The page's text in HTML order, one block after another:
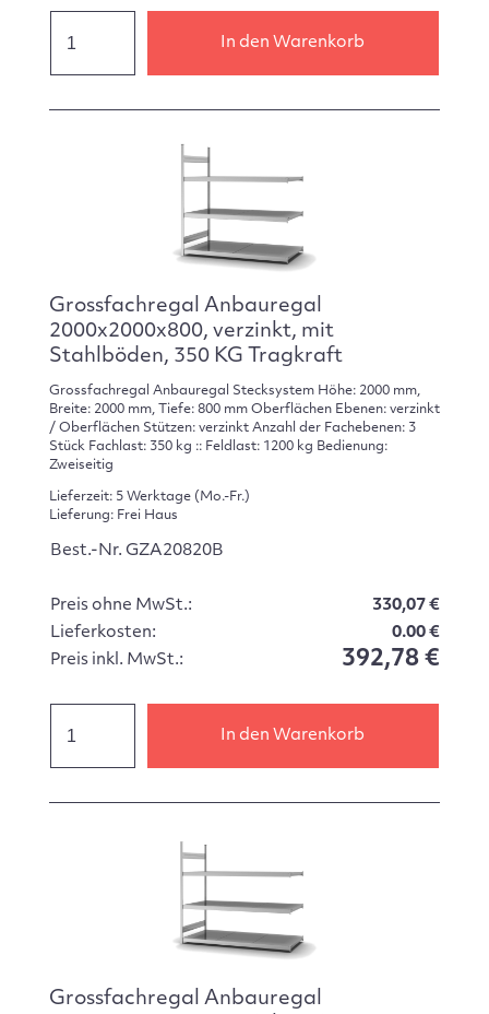
In den Warenkorb
Grossfachregal Anbauregal
2000x2000x800, verzinkt, mit
Stahlböden, 350 KG Tragkraft
Grossfachregal Anbauregal Stecksystem Höhe: 2000 mm,
Breite: 2000 mm, Tiefe: 800 mm Oberflächen Ebenen: verzinkt
/ Oberflächen Stützen: verzinkt Anzahl der Fachebenen: 3
Stück Fachlast: 350 kg :: Feldlast: 1200 kg Bedienung:
Zweiseitig
Lieferzeit: 5 Werktage (Mo.-Fr.)
Lieferung: Frei Haus
Best.-Nr. GZA20820B
Preis ohne MwSt.:
330,07 €
Lieferkosten:
0.00 €
Preis inkl. MwSt.:
392,78 €
In den Warenkorb
Grossfachregal Anbauregal